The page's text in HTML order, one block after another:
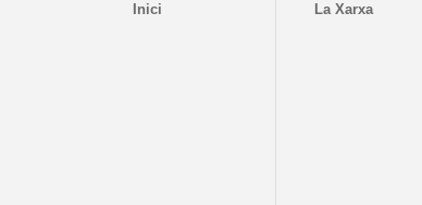
Inici La Xarxa